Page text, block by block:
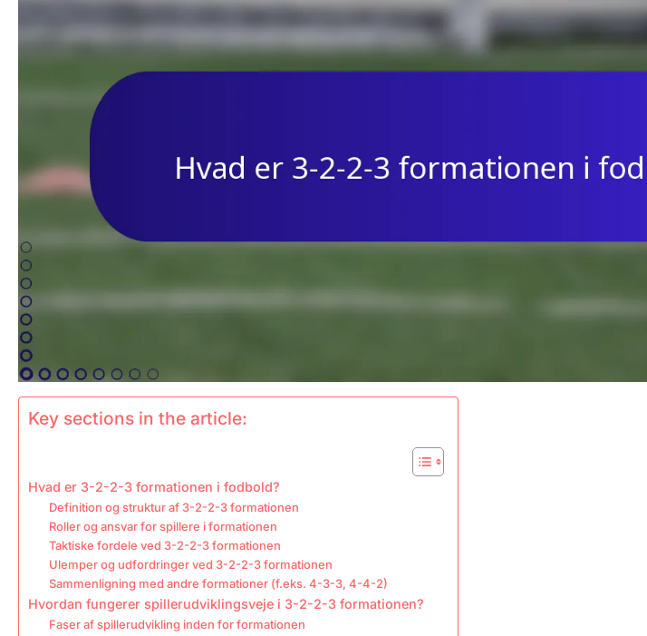
Key sections in the article:
Hvad er 3-2-2-3 formationen i fodbold?
Definition og struktur af 3-2-2-3 formationen
Roller og ansvar for spillere i formationen
Taktiske fordele ved 3-2-2-3 formationen
Ulemper og udfordringer ved 3-2-2-3 formationen
Sammenligning med andre formationer (f.eks. 4-3-3, 4-4-2)
Hvordan fungerer spillerudviklingsveje i 3-2-2-3 formationen?
Faser af spillerudvikling inden for formationen